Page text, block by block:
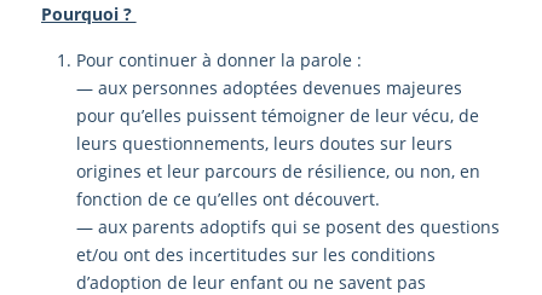
Pourquoi ?
Pour continuer à donner la parole :
— aux personnes adoptées devenues majeures
pour qu’elles puissent témoigner de leur vécu, de
leurs questionnements, leurs doutes sur leurs
origines et leur parcours de résilience, ou non, en
fonction de ce qu’elles ont découvert.
— aux parents adoptifs qui se posent des questions
et/ou ont des incertitudes sur les conditions
d’adoption de leur enfant ou ne savent pas